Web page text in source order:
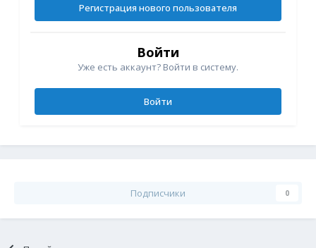
Регистрация нового пользователя
Войти
Уже есть аккаунт? Войти в систему.
Войти
Подписчики 0